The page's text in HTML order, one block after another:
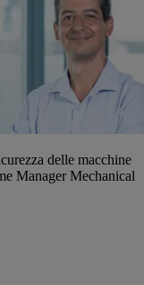
delle macchine
Manager Mechanical